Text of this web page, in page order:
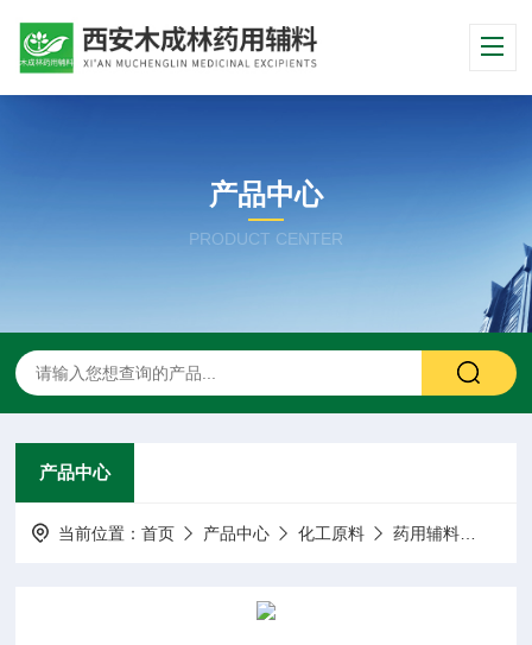
产品中心
PRODUCT CENTER
产品中心
当前位置：首页 产品中心 化工原料 药用辅料